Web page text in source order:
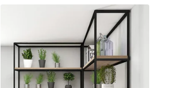
grauen Schränken, Glas-Arbeitsplatte, Küchenrückwand
in Grau, Glasrückwand, Küchengeräten aus Edelstahl,
Keramikboden, Halbinsel, grauem Boden, türkiser
Arbeitsplatte und eingelassener Decke in Mailand